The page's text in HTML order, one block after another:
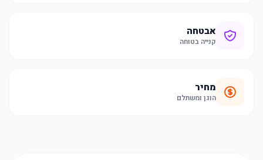
אבטחה
קנייה בטוחה
מחיר
הוגן ומשתלם